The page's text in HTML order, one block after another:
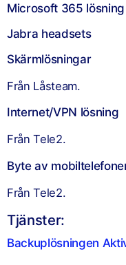
Microsoft 365 lösning
Jabra headsets
Skärmlösningar
Från Låsteam.
Internet/VPN lösning
Från Tele2.
Byte av
Från Tele2.
Tjänster:
Backuplösningen